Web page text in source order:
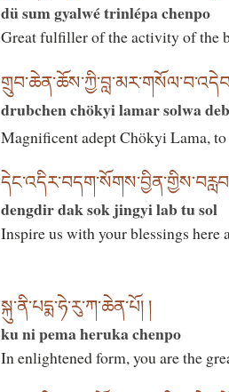
dü sum gyalwé trinlépa chenpo
Great fulfiller of the activity of the
drubchen chökyi lamar solwa deb
Magnificent adept Chökyi Lama,
dengdir dak sok jingyi lab tu sol
Inspire us with your blessings here
སྐུ་ནི་པདྨ་ཧེ་རུ་ཀ་ཆེན་པོ། །
ku ni pema heruka chenpo
In enlightened form, you are the